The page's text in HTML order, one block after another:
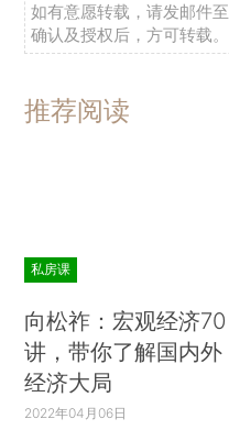
如有意愿转载，请发邮件至
确认及授权后，方可转载。
推荐阅读
私房课
向松祚：宏观经济70
讲，带你了解国内外
经济大局
2022年04月06日